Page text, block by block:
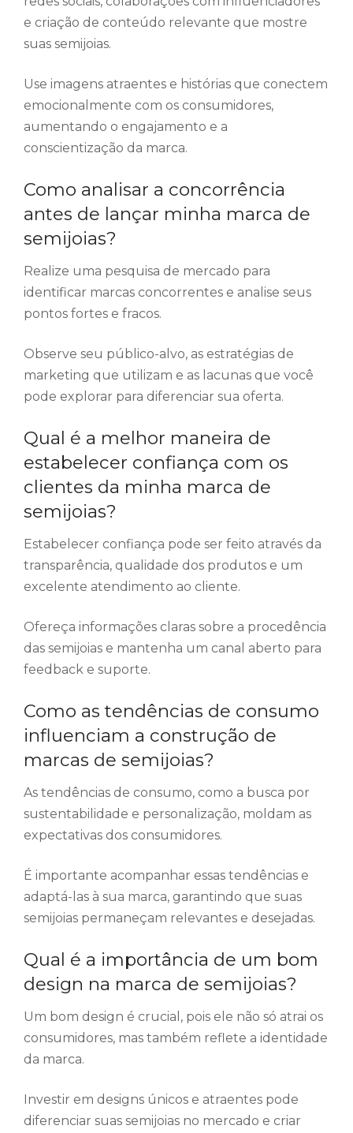
e criação de conteúdo relevante que mostre
suas semijoias.
Use imagens atraentes e histórias que conectem
emocionalmente com os consumidores,
aumentando o engajamento e a
conscientização da marca.
Como analisar a concorrência
antes de lançar minha marca de
semijoias?
Realize uma pesquisa de mercado para
identificar marcas concorrentes e analise seus
pontos fortes e fracos.
Observe seu público-alvo, as estratégias de
marketing que utilizam e as lacunas que você
pode explorar para diferenciar sua oferta.
Qual é a melhor maneira de
estabelecer confiança com os
clientes da minha marca de
semijoias?
Estabelecer confiança pode ser feito através da
transparência, qualidade dos produtos e um
excelente atendimento ao cliente.
Ofereça informações claras sobre a procedência
das semijoias e mantenha um canal aberto para
feedback e suporte.
Como as tendências de consumo
influenciam a construção de
marcas de semijoias?
As tendências de consumo, como a busca por
sustentabilidade e personalização, moldam as
expectativas dos consumidores.
É importante acompanhar essas tendências e
adaptá-las à sua marca, garantindo que suas
semijoias permaneçam relevantes e desejadas.
Qual é a importância de um bom
design na marca de semijoias?
Um bom design é crucial, pois ele não só atrai os
consumidores, mas também reflete a identidade
da marca.
Investir em designs únicos e atraentes pode
diferenciar suas semijoias no mercado e criar